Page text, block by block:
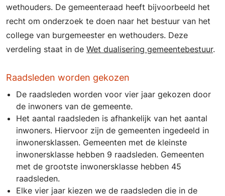
wethouders. De gemeenteraad heeft bijvoorbeeld het
recht om onderzoek te doen naar het bestuur van het
college van burgemeester en wethouders. Deze
verdeling staat in de Wet dualisering gemeentebestuur.
Raadsleden worden gekozen
De raadsleden worden voor vier jaar gekozen door
de inwoners van de gemeente.
Het aantal raadsleden is afhankelijk van het aantal
inwoners. Hiervoor zijn de gemeenten ingedeeld in
inwonersklassen. Gemeenten met de kleinste
inwonersklasse hebben 9 raadsleden. Gemeenten
met de grootste inwonersklasse hebben 45
raadsleden.
Elke vier jaar kiezen we de raadsleden die in de